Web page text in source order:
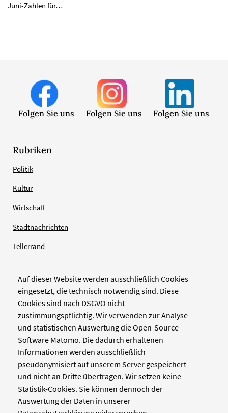
Auf dieser Website werden ausschließlich Cookies
eingesetzt, die technisch notwendig sind. Diese
Cookies sind nach DSGVO nicht
zustimmungspflichtig. Wir verwenden zur Analyse
und statistischen Auswertung die Open-Source-
Software Matomo. Die dadurch erhaltenen
Informationen werden ausschließlich
pseudonymisiert auf unserem Server gespeichert
und nicht an Dritte übertragen. Wir setzen keine
Statistik-Cookies. Sie können dennoch der
Auswertung der Daten in unserer
Juni-Zahlen für…
Folgen Sie uns Folgen Sie uns Folgen Sie uns
Rubriken
Politik
Kultur
Wirtschaft
Stadtnachrichten
Tellerrand
Verlag
Zellwerk GmbH & Co KG
Pinienstraße 2
40233 Düsseldorf
www.zellwerk.com